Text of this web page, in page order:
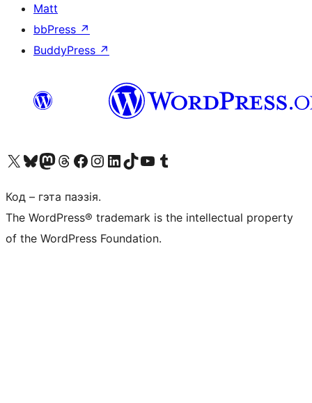
Matt
bbPress ↗
BuddyPress ↗
Наведайце наш акаўнт у X (былы Twitter)
Visit our Bluesky account
Visit our Mastodon account
Visit our Threads account
Наведаеце нашу старонку на Facebook
Наведайце наш Instagram
Наведайце нашу старонку ў LinkedIn
Visit our TikTok account
Наведайце наш YouTube каналVisit our Tumblr account
Код – гэта паэзія.
The WordPress® trademark is the intellectual property
of the WordPress Foundation.